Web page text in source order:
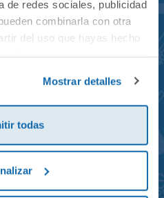
de redes sociales, publicidad
combinarla con otra
del uso que hayas hecho
Mostrar detalles
todas